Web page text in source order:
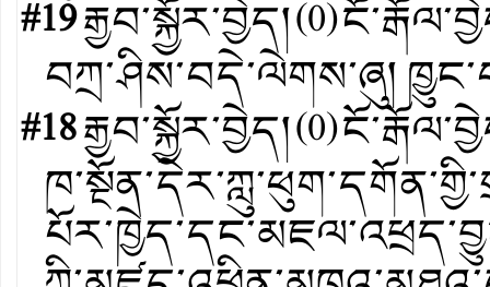
#19རྒྱབ་སྐྱོར་བྱེད།(0)
བཀྲ་ཤིས་བདེ་ལེགས་ཞུ།
#18རྒྱབ་སྐྱོར་བྱེད།(0)